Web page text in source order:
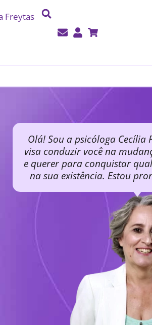
Freytas
Olá! Sou a psicóloga Cecília
visa conduzir você na
e querer para conquistar
na sua existência. Estou